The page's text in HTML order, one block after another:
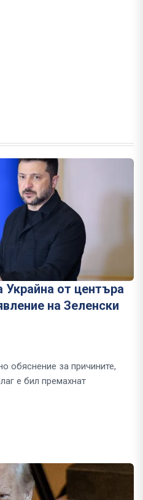
Украйна от центъра
на Зеленски
обяснение за причините,
е бил премахнат